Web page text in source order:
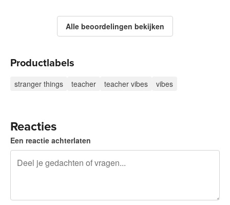
Alle beoordelingen bekijken
Productlabels
stranger things teacher teacher vibes vibes
Reacties
Een reactie achterlaten